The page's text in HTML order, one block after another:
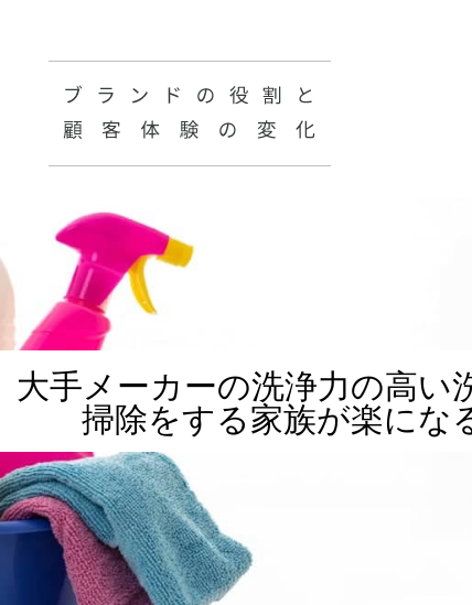
大手メーカーの洗浄力の高い
掃除をする家族が楽にな